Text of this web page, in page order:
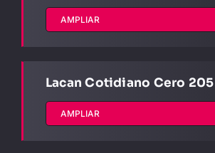
AMPLIAR
Lacan Cotidiano Cero 205
AMPLIAR